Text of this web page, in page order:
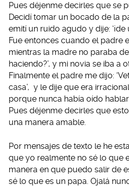
Pues déjenme decirles que se
Decidí tomar un bocado de la
emití un ruido agudo y dije:
Fue entonces cuando el padre
mientras la madre no paraba de
haciendo?’, y mi novia se iba a
Finalmente el padre me dijo:
casa’, y le dije que era
porque nunca había oído
Pues déjenme decirles que
una manera amable.
Por mensajes de texto le he
que yo realmente no sé lo que
manera en que puedo salir de
sé lo que es un papa. Ojalá